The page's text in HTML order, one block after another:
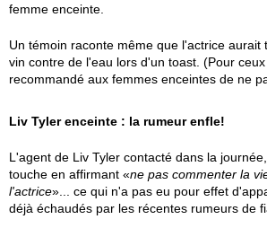
femme enceinte.
Un témoin raconte même que l'actrice aurait
vin contre de l'eau lors d'un toast. (Pour
recommandé aux femmes enceintes de ne
Liv Tyler enceinte : la rumeur enfle!
L'agent de Liv Tyler contacté dans la
touche en affirmant «ne pas commenter la
l'actrice»... ce qui n'a pas eu pour effet
déjà échaudés par les récentes rumeurs de